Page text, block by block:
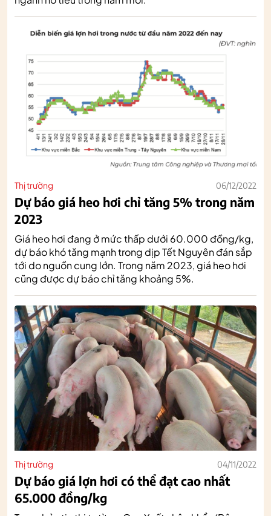
Thị trường 06/12/2022
Dự báo giá heo hơi chỉ tăng 5% trong năm
2023
Giá heo hơi đang ở mức thấp dưới 60.000 đồng/kg,
dự báo khó tăng mạnh trong dịp Tết Nguyên đán sắp
tới do nguồn cung lớn. Trong năm 2023, giá heo hơi
cũng được dự báo chỉ tăng khoảng 5%.
Thị trường 04/11/2022
Dự báo giá lợn hơi có thể đạt cao nhất
65.000 đồng/kg